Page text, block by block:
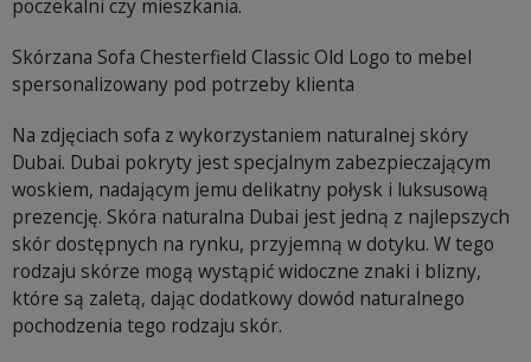
poczekalni czy mieszkania.
Skórzana Sofa Chesterfield Classic Old Logo to mebel
spersonalizowany pod potrzeby klienta
Na zdjęciach sofa z wykorzystaniem naturalnej skóry
Dubai. Dubai pokryty jest specjalnym zabezpieczającym
woskiem, nadającym jemu delikatny połysk i luksusową
prezencję. Skóra naturalna Dubai jest jedną z najlepszych
skór dostępnych na rynku, przyjemną w dotyku. W tego
rodzaju skórze mogą wystąpić widoczne znaki i blizny,
które są zaletą, dając dodatkowy dowód naturalnego
pochodzenia tego rodzaju skór.